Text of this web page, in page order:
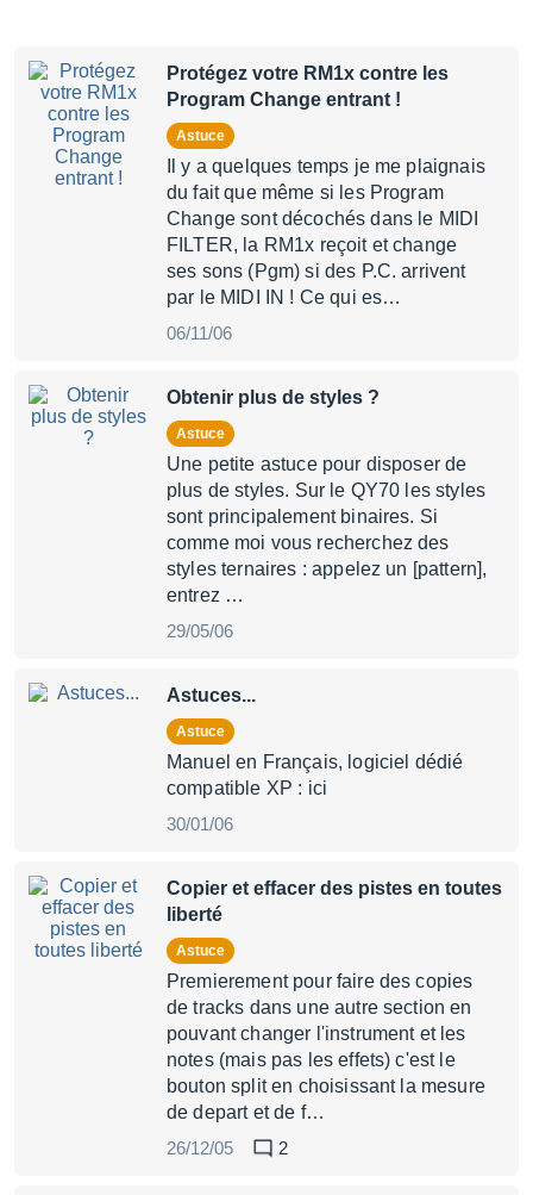
Protégez votre RM1x contre les
Program Change entrant !
Astuce
Il y a quelques temps je me plaignais
du fait que même si les Program
Change sont décochés dans le MIDI
FILTER, la RM1x reçoit et change
ses sons (Pgm) si des P.C. arrivent
par le MIDI IN ! Ce qui es…
06/11/06
Obtenir plus de styles ?
Astuce
Une petite astuce pour disposer de
plus de styles. Sur le QY70 les styles
sont principalement binaires. Si
comme moi vous recherchez des
styles ternaires : appelez un [pattern],
entrez …
29/05/06
Astuces...
Astuce
Manuel en Français, logiciel dédié
compatible XP : ici
30/01/06
Copier et effacer des pistes en toutes
liberté
Astuce
Premierement pour faire des copies
de tracks dans une autre section en
pouvant changer l'instrument et les
notes (mais pas les effets) c'est le
bouton split en choisissant la mesure
de depart et de f…
26/12/05
2